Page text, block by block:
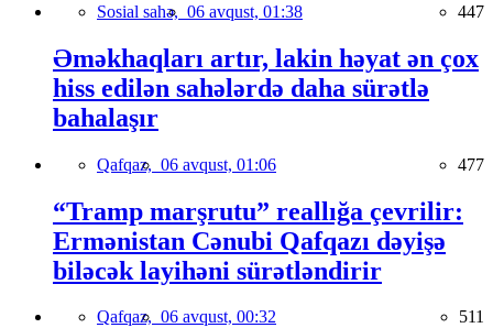
Sosial sahə, 06 avqust, 01:38 447
Əməkhaqları artır, lakin həyat ən çox
hiss edilən sahələrdə daha sürətlə
bahalaşır
Qafqaz, 06 avqust, 01:06 477
“Tramp marşrutu” reallığa çevrilir:
Ermənistan Cənubi Qafqazı dəyişə
biləcək layihəni sürətləndirir
Qafqaz, 06 avqust, 00:32 511